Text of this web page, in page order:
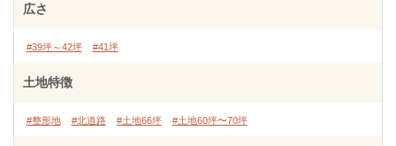
広さ
#39坪～42坪 #41坪
土地特徴
#整形地 #北道路 #土地66坪 #土地60坪〜70坪